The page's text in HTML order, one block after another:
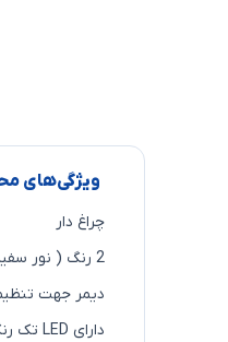
ویژگی‌های
چراغ دار
2 رنگ ( نور سفید و زرد به صورت جداگانه قابل تنظیم است )
دیمر جهت
دارای LED تک رنگ با نور سفید کلوین 5600